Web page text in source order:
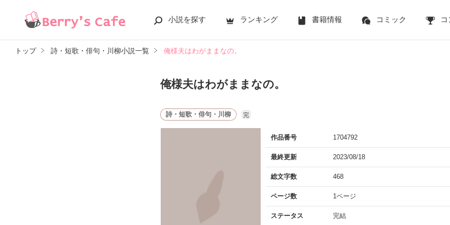
小説を探す ランキング 書籍情報 コミック
トップ 詩・短歌・俳句・川柳小説一覧 俺様夫はわがままなの。
俺様夫はわがままなの。
詩・短歌・俳句・川柳 完
作品番号 1704792
最終更新 2023/08/18
総文字数 468
ページ数 1ページ
ステータス 完結